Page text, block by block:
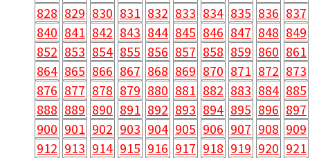
828 829 830 831 832 833 834 835 836 837
840 841 842 843 844 845 846 847 848 849
852 853 854 855 856 857 858 859 860 861
864 865 866 867 868 869 870 871 872 873
876 877 878 879 880 881 882 883 884 885
888 889 890 891 892 893 894 895 896 897
900 901 902 903 904 905 906 907 908 909
912 913 914 915 916 917 918 919 920 921